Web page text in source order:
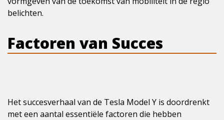
belichten.
Factoren van Succes
Het succesverhaal van de Tesla Model Y is doordrenkt
met een aantal essentiële factoren die hebben